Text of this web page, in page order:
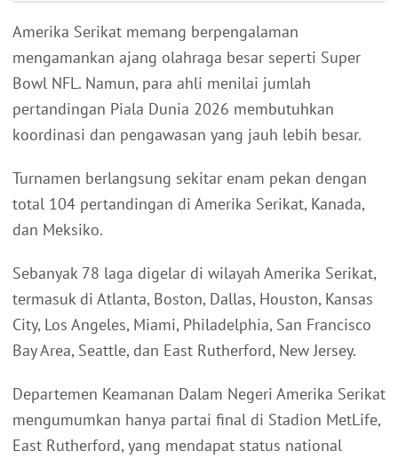
Amerika Serikat memang berpengalaman
mengamankan ajang olahraga besar seperti Super
Bowl NFL. Namun, para ahli menilai jumlah
pertandingan Piala Dunia 2026 membutuhkan
koordinasi dan pengawasan yang jauh lebih besar.
Turnamen berlangsung sekitar enam pekan dengan
total 104 pertandingan di Amerika Serikat, Kanada,
dan Meksiko.
Sebanyak 78 laga digelar di wilayah Amerika Serikat,
termasuk di Atlanta, Boston, Dallas, Houston, Kansas
City, Los Angeles, Miami, Philadelphia, San Francisco
Bay Area, Seattle, dan East Rutherford, New Jersey.
Departemen Keamanan Dalam Negeri Amerika Serikat
mengumumkan hanya partai final di Stadion MetLife,
East Rutherford, yang mendapat status national